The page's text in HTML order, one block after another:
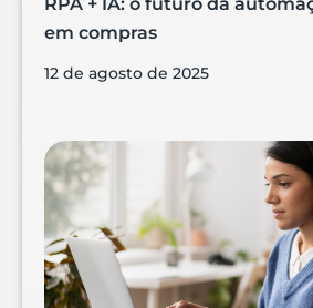
RPA + IA: o futuro da
em compras
12 de agosto de 2025